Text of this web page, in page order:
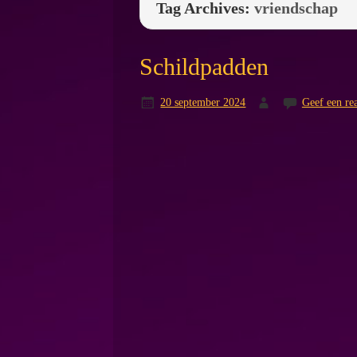
Tag Archives:vriendschap
Schildpadden
20 september 2024 Geef een